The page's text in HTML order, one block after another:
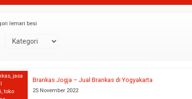
lemari besi
,jasa
,toko
Brankas Jogja – Jual Brankas di Yogyakarta
25 November 2022